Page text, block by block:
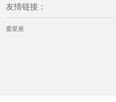
友情链接：
爱星座